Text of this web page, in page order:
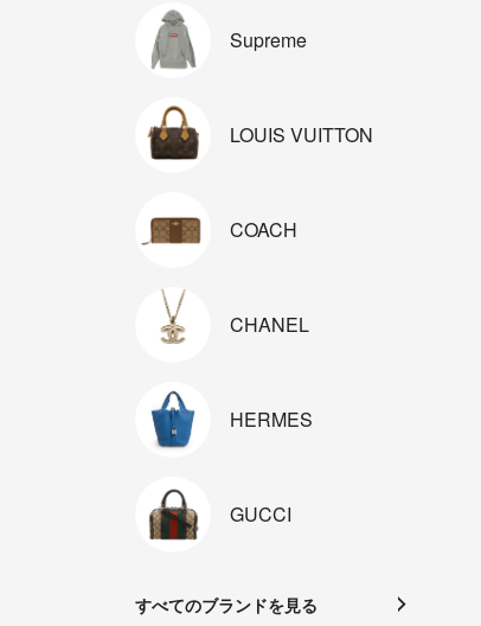
Supreme
LOUIS VUITTON
COACH
CHANEL
HERMES
GUCCI
すべてのブランドを見る